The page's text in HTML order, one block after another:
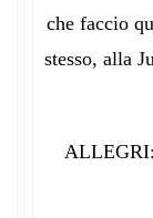
che faccio
stesso, alla